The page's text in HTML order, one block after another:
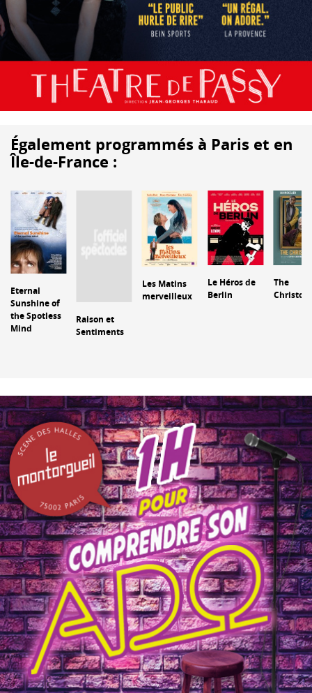
Également programmés à Paris et en
Île-de-France :
Eternal
Sunshine of
the Spotless
Mind
Raison et
Sentiments
Les Matins
merveilleux
Le Héros de
Berlin
The